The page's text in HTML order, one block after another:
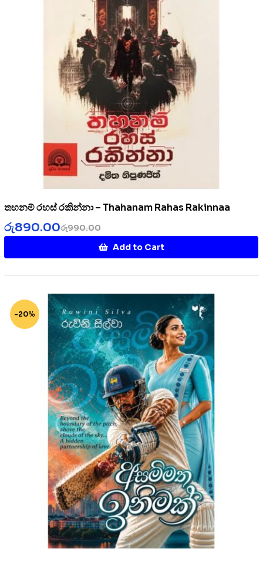
තහනම් රහස් රකින්නා – Thahanam Rahas Rakinnaa
රු990.00
රු890.00
Add to Cart
-20%